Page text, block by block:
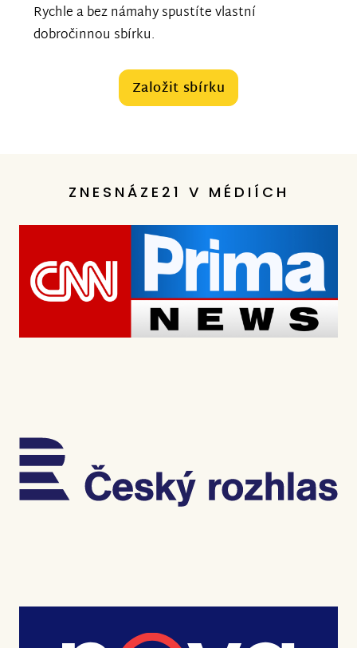
Rychle a bez námahy spustíte vlastní
dobročinnou sbírku.
Založit sbírku
ZNESNÁZE21 V MÉDIÍCH